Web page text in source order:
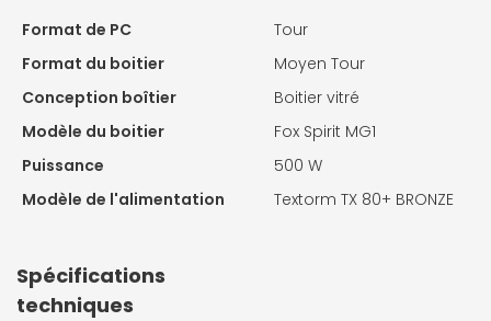
Format de PC
Tour
Format du boitier
Moyen Tour
Conception boîtier
Boitier vitré
Modèle du boitier
Fox Spirit MG1
Puissance
500 W
Modèle de l'alimentation
Textorm TX 80+ BRONZE
Spécifications
techniques